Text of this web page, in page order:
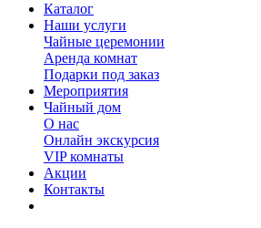
Каталог
Наши услуги
Чайные церемонии
Аренда комнат
Подарки под заказ
Мероприятия
Чайный дом
О нас
Онлайн экскурсия
VIP комнаты
Акции
Контакты